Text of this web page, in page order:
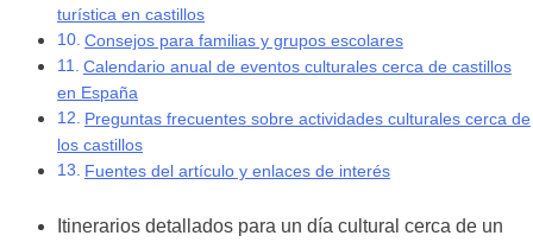
turística en castillos
Consejos para familias y grupos escolares
Calendario anual de eventos culturales cerca de castillos
en España
Preguntas frecuentes sobre actividades culturales cerca de
los castillos
Fuentes del artículo y enlaces de interés
Itinerarios detallados para un día cultural cerca de un